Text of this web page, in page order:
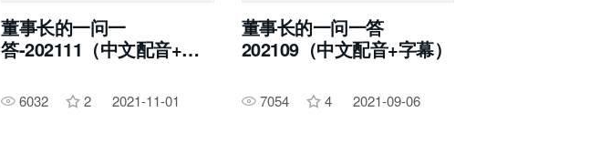
董事长的一问一
答-202111（中文配音+字
6032 2 2021-11-01
董事长的一问一答
202109（中文配音+字幕）
7054 4 2021-09-06